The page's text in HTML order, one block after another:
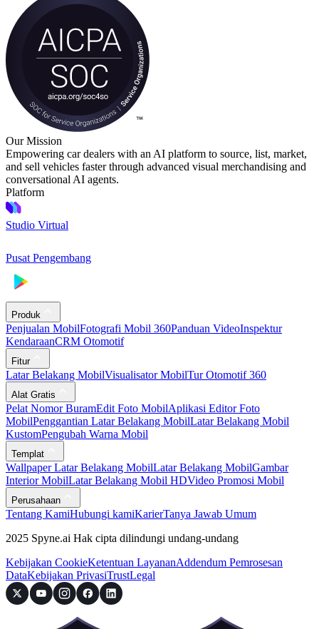
Our Mission
Empowering car dealers with an AI platform to source, list, market,
and sell vehicles faster through advanced visual merchandising and
conversational AI agents.
Platform
Studio Virtual
Pusat Pengembang
Produk
Penjualan MobilFotografi Mobil 360Panduan VideoInspektur
KendaraanCRM Otomotif
Fitur
Latar Belakang MobilVisualisator MobilTur Otomotif 360
Alat Gratis
Pelat Nomor BuramEdit Foto MobilAplikasi Editor Foto
MobilPenggantian Latar Belakang MobilLatar Belakang Mobil
KustomPengubah Warna Mobil
Templat
Wallpaper Latar Belakang MobilLatar Belakang MobilGambar
Interior MobilLatar Belakang Mobil HDVideo Promosi Mobil
Perusahaan
Tentang KamiHubungi kamiKarierTanya Jawab Umum
2025 Spyne.ai Hak cipta dilindungi undang-undang
Kebijakan CookieKetentuan LayananAddendum Pemrosesan
DataKebijakan PrivasiTrustLegal